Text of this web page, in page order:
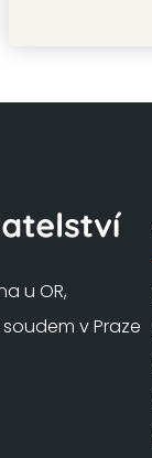
u OR,
v Praze